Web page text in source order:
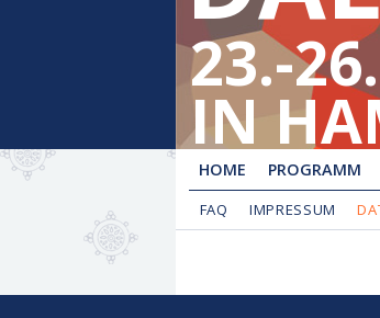
23.-
IN
HOME PROGRAMM
FAQ IMPRESSUM